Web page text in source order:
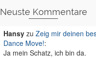
Neuste Kommentare
Hansyzu Zeig mir deinen
Dance Move!:
Ja mein Schatz, ich bin da.